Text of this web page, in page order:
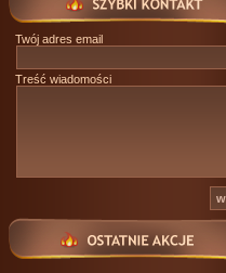
Twój adres email
Treść wiadomości